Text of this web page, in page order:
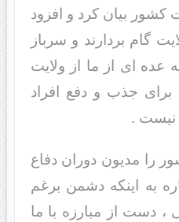
کشور بیان کرد و افزود
گام بردارند و سرباز
عده ای از ما از ولایت
برای جذب و دفع افراد
نیست .
را مدیون دوران دفاع
به اینکه دشمن برغم
دست از مبارزه با ما